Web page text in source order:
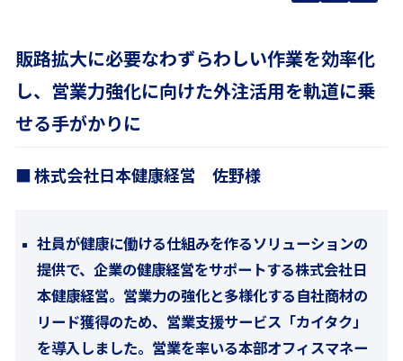
販路拡大に必要なわずらわしい作業を効率化
し、営業力強化に向けた外注活用を軌道に乗
せる手がかりに
株式会社日本健康経営 佐野様
社員が健康に働ける仕組みを作るソリューションの
提供で、企業の健康経営をサポートする株式会社日
本健康経営。営業力の強化と多様化する自社商材の
リード獲得のため、営業支援サービス「カイタク」
を導入しました。営業を率いる本部オフィスマネー